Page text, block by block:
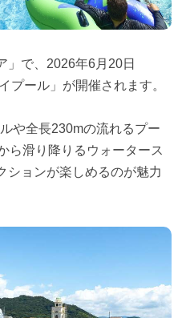
」で、2026年6月20日
プール」が開催されます。
や全長230mの流れるプー
ら滑り降りるウォータース
ションが楽しめるのが魅力